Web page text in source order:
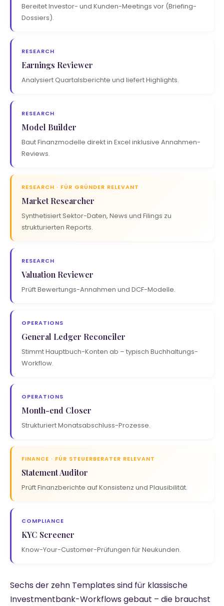
Bereitet Investor- und Kunden-Meetings vor (Briefing-
Dossiers).
RESEARCH
Earnings Reviewer
Analysiert Quartalsberichte und liefert Highlights.
RESEARCH
Model Builder
Baut Finanzmodelle direkt in Excel inklusive Annahmen-
Reviews.
RESEARCH · FÜR GRÜNDER RELEVANT
Market Researcher
Synthetisiert Sektor-Daten, News und Filings zu
strukturierten Reports.
RESEARCH
Valuation Reviewer
Prüft Bewertungs-Annahmen und DCF-Modelle.
OPERATIONS
General Ledger Reconciler
Stimmt Hauptbuch-Konten ab – typisch Buchhaltungs-
Workflow.
OPERATIONS
Month-end Closer
Strukturiert Monatsabschluss-Prozesse.
FINANCE · FÜR STEUERBERATER RELEVANT
Statement Auditor
Prüft Finanzberichte auf Konsistenz und Plausibilität.
COMPLIANCE
KYC Screener
Know-Your-Customer-Prüfungen für Neukunden.
Sechs der zehn Templates sind für klassische
Investmentbank-Workflows gebaut – die brauchst